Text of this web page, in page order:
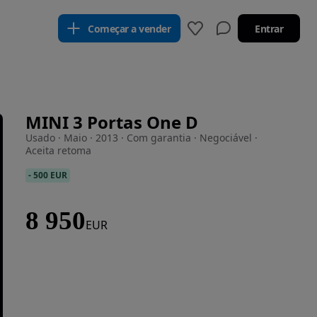
Começar a vender Entrar
MINI 3 Portas One D
Usado · Maio · 2013 · Com garantia · Negociável ·
Aceita retoma
-500 EUR
8 950EUR